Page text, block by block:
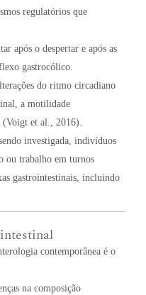
regulatórios que
após o despertar e após as
gastrocólico.
do ritmo circadiano
a motilidade
(Voigt et al., 2016).
investigada, indivíduos
ou trabalho em turnos
gastrointestinais, incluindo
contemporânea é o
na composição